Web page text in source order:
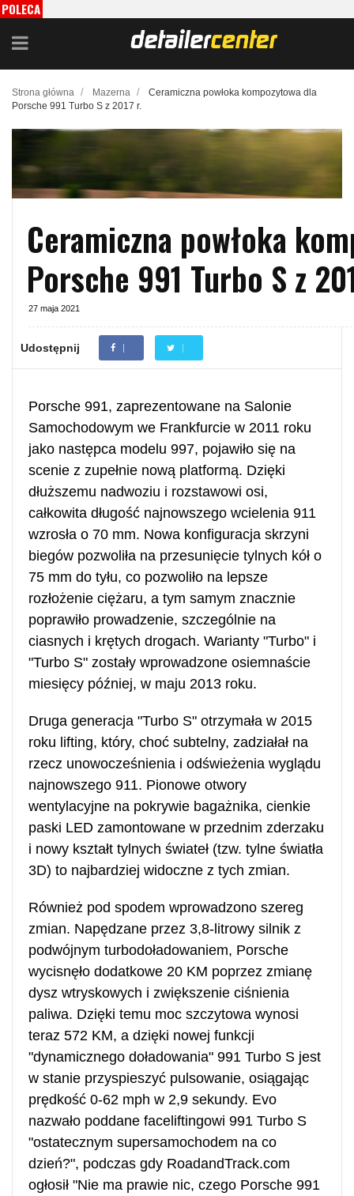
POLECA
Strona główna / Mazerna /
Ceramiczna powłoka kompozytowa dla
Porsche 991 Turbo S z 2017 r.
Ceramiczna powłoka
Porsche 991 Turbo S z
27 maja 2021
Udostępnij
Porsche 991, zaprezentowane na Salonie
Samochodowym we Frankfurcie w 2011 roku
jako następca modelu 997, pojawiło się na
scenie z zupełnie nową platformą. Dzięki
dłuższemu nadwoziu i rozstawowi osi,
całkowita długość najnowszego wcielenia 911
wzrosła o 70 mm. Nowa konfiguracja skrzyni
biegów pozwoliła na przesunięcie tylnych kół o
75 mm do tyłu, co pozwoliło na lepsze
rozłożenie ciężaru, a tym samym znacznie
poprawiło prowadzenie, szczególnie na
ciasnych i krętych drogach. Warianty "Turbo" i
"Turbo S" zostały wprowadzone osiemnaście
miesięcy później, w maju 2013 roku.
Druga generacja "Turbo S" otrzymała w 2015
roku lifting, który, choć subtelny, zadziałał na
rzecz unowocześnienia i odświeżenia wyglądu
najnowszego 911. Pionowe otwory
wentylacyjne na pokrywie bagażnika, cienkie
paski LED zamontowane w przednim zderzaku
i nowy kształt tylnych świateł (tzw. tylne światła
3D) to najbardziej widoczne z tych zmian.
Również pod spodem wprowadzono szereg
zmian. Napędzane przez 3,8-litrowy silnik z
podwójnym turbodoładowaniem, Porsche
wycisnęło dodatkowe 20 KM poprzez zmianę
dysz wtryskowych i zwiększenie ciśnienia
paliwa. Dzięki temu moc szczytowa wynosi
teraz 572 KM, a dzięki nowej funkcji
"dynamicznego doładowania" 991 Turbo S jest
w stanie przyspieszyć pulsowanie, osiągając
prędkość 0-62 mph w 2,9 sekundy. Evo
nazwało poddane faceliftingowi 991 Turbo S
"ostatecznym supersamochodem na co
dzień?", podczas gdy RoadandTrack.com
ogłosił "Nie ma prawie nic, czego Porsche 991